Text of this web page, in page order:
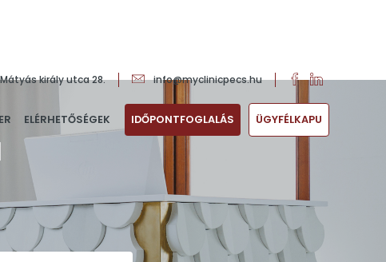
ELÉRHETŐSÉGEK IDŐPONTFOGLALÁS ÜGYFÉLKAPU
Mátyás király utca 28. info@myclinicpecs.hu